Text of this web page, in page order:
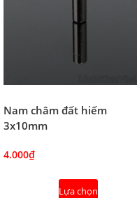
Nam châm đất hiếm
3x10mm
4.000₫
Lựa chọn